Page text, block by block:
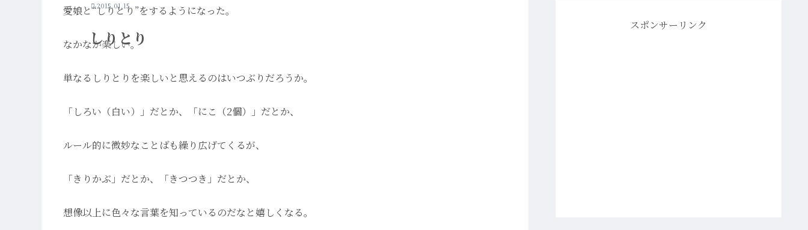
しりとり
2015.01.15
愛娘と“しりとり”をするようになった。
なかなか楽しい。
単なるしりとりを楽しいと思えるのはいつぶりだろうか。
「しろい（白い）」だとか、「にこ（2個）」だとか、
ルール的に微妙なことばも繰り広げてくるが、
「きりかぶ」だとか、「きつつき」だとか、
想像以上に色々な言葉を知っているのだなと嬉しくなる。
スポンサーリンク